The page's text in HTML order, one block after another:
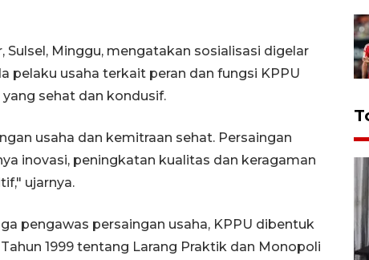
Sulsel, Minggu, mengatakan sosialisasi digelar
pelaku usaha terkait peran dan fungsi KPPU
sehat dan kondusif.
usaha dan kemitraan sehat. Persaingan
inovasi, peningkatan kualitas dan keragaman
ujarnya.
pengawas persaingan usaha, KPPU dibentuk
1999 tentang Larang Praktik dan Monopoli